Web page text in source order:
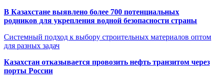
В Казахстане выявлено более 700 потенциальных
родников для укрепления водной безопасности страны
Системный подход к выбору строительных материалов оптом
для разных задач
Казахстан отказывается провозить нефть транзитом через
порты России